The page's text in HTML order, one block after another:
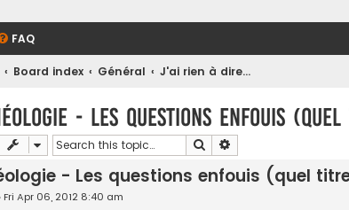
FAQ
Board index Général J'ai rien à dire...
- Les questions enfouis
Search
- Les questions enfouis (quel
Fri Apr 06, 2012 8:40 am